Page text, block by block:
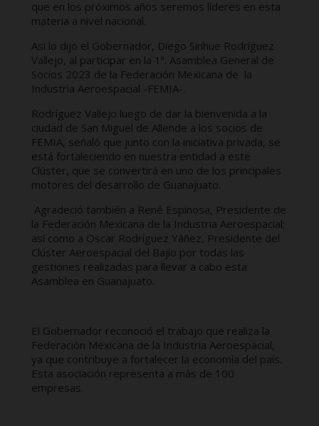
que en los próximos años seremos líderes en esta
materia a nivel nacional.
Así lo dijo el Gobernador, Diego Sinhue Rodríguez
Vallejo, al participar en la 1ª. Asamblea General de
Socios 2023 de la Federación Mexicana de la
Industria Aeroespacial -FEMIA-.
Rodríguez Vallejo luego de dar la bienvenida a la
ciudad de San Miguel de Allende a los socios de
FEMIA, señaló que junto con la iniciativa privada, se
está fortaleciendo en nuestra entidad a este
Clúster, que se convertirá en uno de los principales
motores del desarrollo de Guanajuato.
Agradeció también a René Espinosa, Presidente de
la Federación Mexicana de la Industria Aeroespacial;
así como a Oscar Rodríguez Yáñez, Presidente del
Clúster Aeroespacial del Bajío por todas las
gestiones realizadas para llevar a cabo esta
Asamblea en Guanajuato.
El Gobernador reconoció el trabajo que realiza la
Federación Mexicana de la Industria Aeroespacial,
ya que contribuye a fortalecer la economía del país.
Esta asociación representa a más de 100
empresas.